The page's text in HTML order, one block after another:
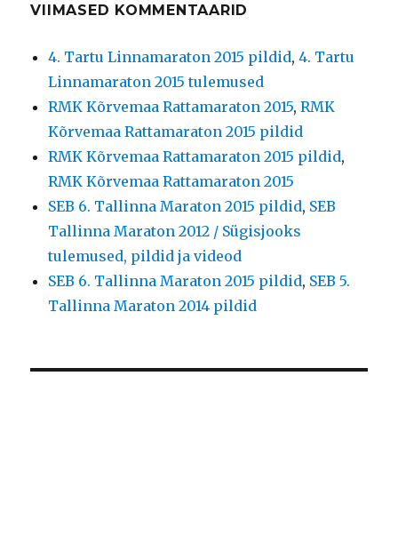
VIIMASED KOMMENTAARID
4. Tartu Linnamaraton 2015 pildid,4. Tartu
Linnamaraton 2015 tulemused
RMK Kõrvemaa Rattamaraton 2015,RMK
Kõrvemaa Rattamaraton 2015 pildid
RMK Kõrvemaa Rattamaraton 2015 pildid,
RMK Kõrvemaa Rattamaraton 2015
SEB 6. Tallinna Maraton 2015 pildid, SEB
Tallinna Maraton 2012 / Sügisjooks
tulemused, pildid ja videod
SEB 6. Tallinna Maraton 2015 pildid, SEB 5.
Tallinna Maraton 2014 pildid